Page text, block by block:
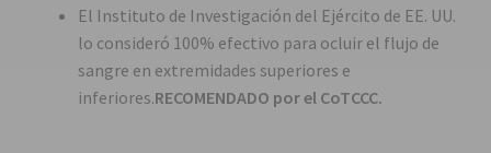
El Instituto de Investigación del Ejército de EE. UU.
lo consideró 100% efectivo para ocluir el flujo de
sangre en extremidades superiores e
inferiores.RECOMENDADO por el CoTCCC.